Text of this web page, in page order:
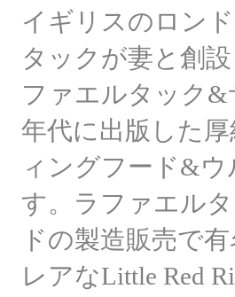
イギリスのロン
タックが妻と創設
ファエルタック&
年代に出版した
ィングフード&
す。ラファエル
ドの製造販売で
レアなLittle Red